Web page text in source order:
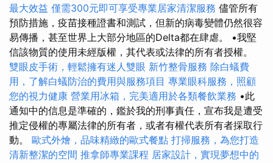
最大效益 僅需300元即可享受專業居家清潔服務 儘管所有
預防措施，疫苗接種證書和測試，但新的病毒變體仍然很容
易傳播，甚至世界上大部分地區的Delta都在肆虐。 •我堅
信該物質的使用未經版權，其代表或法律的所有者授權。
雙眼皮手術，輕鬆擁有迷人雙眼 新竹整骨服務 除白蟻費
用，了解白蟻防治的費用與服務項目 專業眼科服務，照顧
您的視力健康 營業用冰箱，完美適用於各類餐飲業務 •此
通知中的信息是準確的，鑑於我的刑事責任，宣布我是遭受
推定侵權的專屬法律的所有者，或者有權代表所有者採取行
動。 歐式外燴，品味精緻的歐式餐點 打掃服務，為您打造
清新整潔的空間 推拿師專業課程 居家設計，實現夢想中的